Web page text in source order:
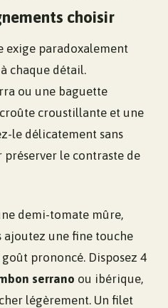
choisir
exige paradoxalement
chaque détail.
ou une baguette
croustillante et une
le délicatement sans
le contraste de
demi-tomate mûre,
ajoutez une fine touche
prononcé. Disposez 4
serrano ou ibérique,
légèrement. Un filet